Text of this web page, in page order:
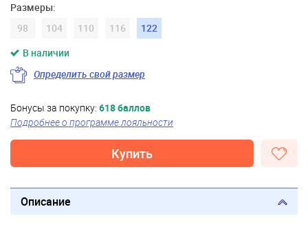
Размеры:
98
104 110 116
122
В наличии
Определить свой размер
Бонусы за покупку: 618 баллов
Подробнее о программе лояльности
Купить
Описание